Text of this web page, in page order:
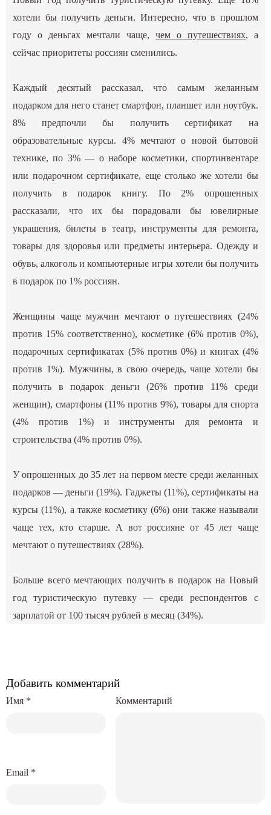
хотели бы получить деньги. Интересно, что в прошлом
году о деньгах мечтали чаще, чем о путешествиях, а
сейчас приоритеты россиян сменились.
Каждый десятый рассказал, что самым желанным
подарком для него станет смартфон, планшет или ноутбук.
8% предпочли бы получить сертификат на
образовательные курсы. 4% мечтают о новой бытовой
технике, по 3% — о наборе косметики, спортинвентаре
или подарочном сертификате, еще столько же хотели бы
получить в подарок книгу. По 2% опрошенных
рассказали, что их бы порадовали бы ювелирные
украшения, билеты в театр, инструменты для ремонта,
товары для здоровья или предметы интерьера. Одежду и
обувь, алкоголь и компьютерные игры хотели бы получить
в подарок по 1% россиян.
Женщины чаще мужчин мечтают о путешествиях (24%
против 15% соответственно), косметике (6% против 0%),
подарочных сертификатах (5% против 0%) и книгах (4%
против 1%). Мужчины, в свою очередь, чаще хотели бы
получить в подарок деньги (26% против 11% среди
женщин), смартфоны (11% против 9%), товары для спорта
(4% против 1%) и инструменты для ремонта и
строительства (4% против 0%).
У опрошенных до 35 лет на первом месте среди желанных
подарков — деньги (19%). Гаджеты (11%), сертификаты на
курсы (11%), а также косметику (6%) они также называли
чаще тех, кто старше. А вот россияне от 45 лет чаще
мечтают о путешествиях (28%).
Больше всего мечтающих получить в подарок на Новый
год туристическую путевку — среди респондентов с
зарплатой от 100 тысяч рублей в месяц (34%).
Добавить комментарий
Комментарий
Имя *
Email *